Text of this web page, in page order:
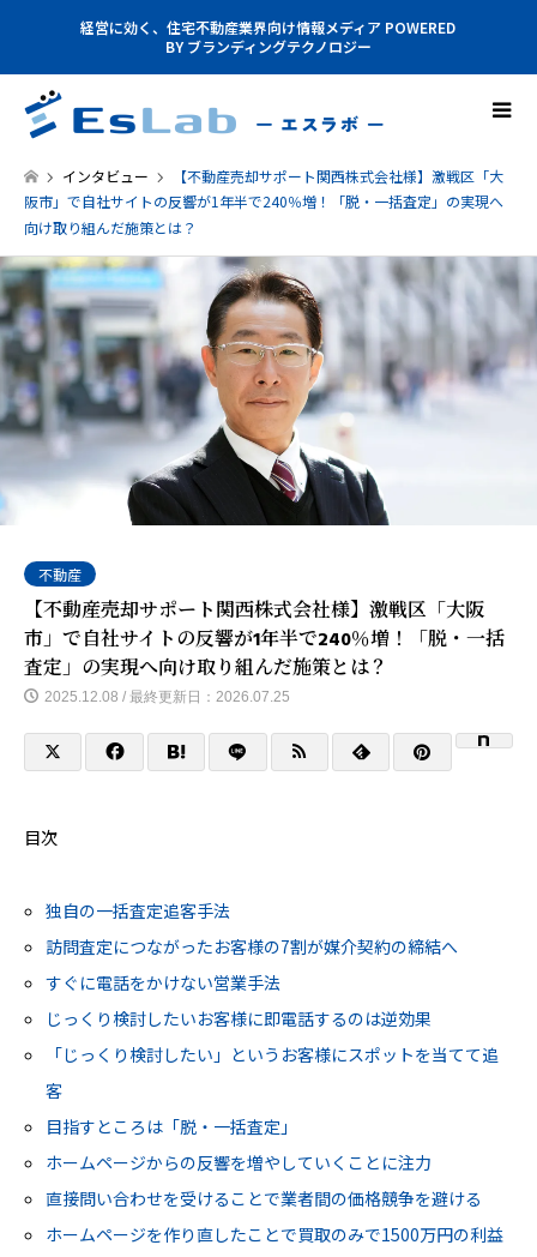
経営に効く、住宅不動産業界向け情報メディア POWERED
BY ブランディングテクノロジー
インタビュー
【不動産売却サポート関西株式会社様】激戦区「大
阪市」で自社サイトの反響が1年半で240％増！「脱・一括査定」の実現へ
向け取り組んだ施策とは？
不動産
【不動産売却サポート関西株式会社様】激戦区「大阪
市」で自社サイトの反響が1年半で240％増！「脱・一括
査定」の実現へ向け取り組んだ施策とは？
2025.12.08 / 最終更新日：2026.07.25
目次
独自の一括査定追客手法
訪問査定につながったお客様の7割が媒介契約の締結へ
すぐに電話をかけない営業手法
じっくり検討したいお客様に即電話するのは逆効果
「じっくり検討したい」というお客様にスポットを当てて追
客
目指すところは「脱・一括査定」
ホームページからの反響を増やしていくことに注力
直接問い合わせを受けることで業者間の価格競争を避ける
ホームページを作り直したことで買取のみで1500万円の利益